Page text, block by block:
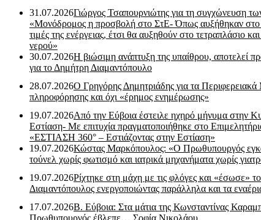
31.07.2026Γιώργος Τσαπουρνιώτης για τη συγχώνευση
«Μονόδρομος η προσβολή στο ΣτΕ- Όπως αυξήθηκαν στο
τιμές της ενέργειας, έτσι θα αυξηθούν στο τετραπλάσιο και
νερού»
30.07.2026Η βιώσιμη ανάπτυξη της υπαίθρου, αποτελεί
για το Δημήτρη Διαμαντόπουλο
28.07.2026Ο Γρηγόρης Δημητριάδης για τα
πληροφόρησης και όχι «έρημος ενημέρωσης»
19.07.2026Από την Εύβοια έστειλε ηχηρό μήνυμα στην
Εστίαση- Με επιτυχία πραγματοποιήθηκε στο
«ΕΣΤΙΑΣΗ 360° – Εστιάζοντας στην Εστίαση»
19.07.2026Κώστας Μαρκόπουλος: «Ο Πρωθυπουργός
τούνελ χωρίς φωτισμό και ιατρικά μηχανήματα χωρίς
19.07.2026Ρίχτηκε στη μάχη με τις φλόγες και «έσωσε»
Διαμαντόπουλος ενεργοποιώντας παράλληλα και τα
17.07.2026Β. Εύβοια: Στα μάτια της Κωνσταντίνας
Πρωθυπουργός έβλεπε… Σοφία Νικολάου